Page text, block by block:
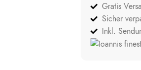
Gratis
Sicher
Inkl.